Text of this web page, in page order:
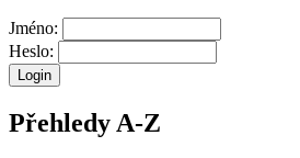
Jméno:
Heslo:
Přehledy A-Z